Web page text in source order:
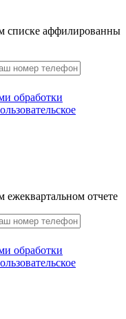
списке аффилированны
обработки
отчете
обработки